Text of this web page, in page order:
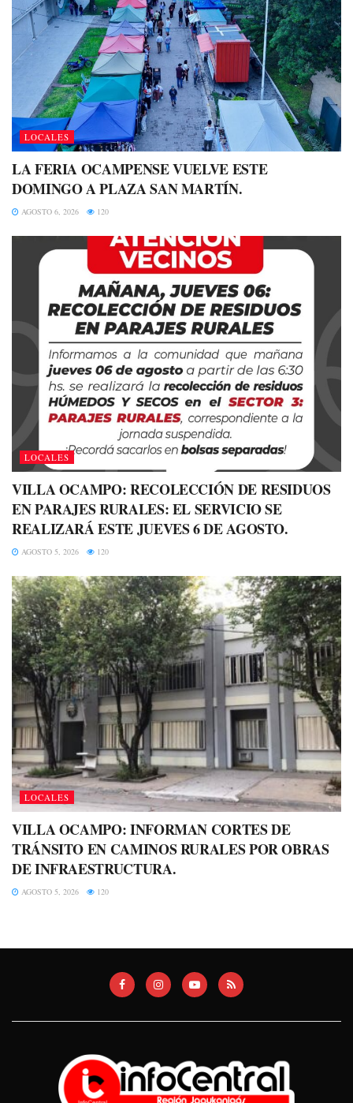
LOCALES
LA FERIA OCAMPENSE VUELVE ESTE
DOMINGO A PLAZA SAN MARTÍN.
AGOSTO 6, 2026 120
LOCALES
VILLA OCAMPO: RECOLECCIÓN DE RESIDUOS
EN PARAJES RURALES: EL SERVICIO SE
REALIZARÁ ESTE JUEVES 6 DE AGOSTO.
AGOSTO 5, 2026 120
LOCALES
VILLA OCAMPO: INFORMAN CORTES DE
TRÁNSITO EN CAMINOS RURALES POR OBRAS
DE INFRAESTRUCTURA.
AGOSTO 5, 2026 120